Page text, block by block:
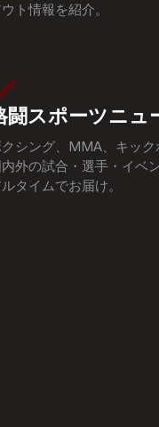
ト情報を紹介。
闘スポーツニュ
シング、MMA、キック
外の試合・選手・イベ
タイムでお届け。